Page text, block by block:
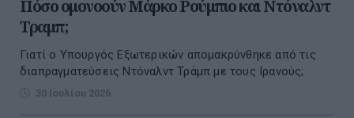
Πόσο ομονοούν Μάρκο Ρούμπιο και Ντόναλντ
Τραμπ;
Γιατί ο Υπουργός Εξωτερικών απομακρύνθηκε από τις
διαπραγματεύσεις Ντόναλντ Τράμπ με τους Ιρανούς;
30 Ιουλίου 2026